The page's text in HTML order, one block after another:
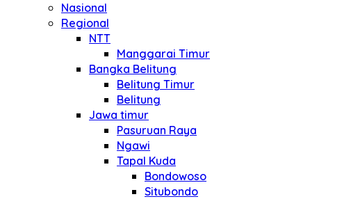
Nasional
Regional
NTT
Manggarai Timur
Bangka Belitung
Belitung Timur
Belitung
Jawa timur
Pasuruan Raya
Ngawi
Tapal Kuda
Bondowoso
Situbondo